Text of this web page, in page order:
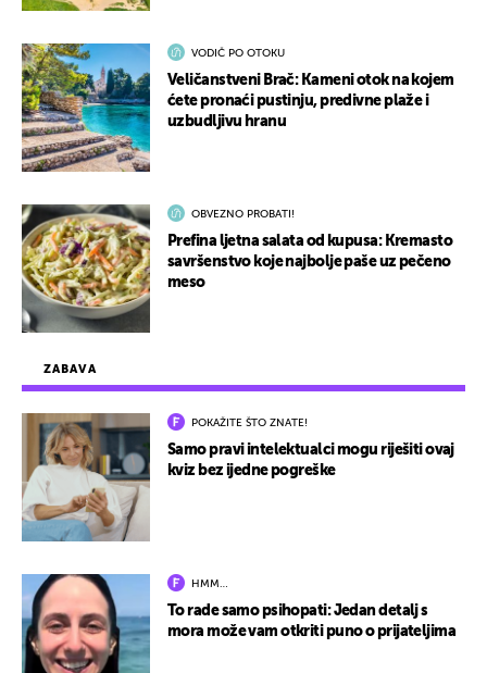
ZABAVA
POKAŽITE ŠTO ZNATE!
Samo pravi intelektualci mogu riješiti ovaj
kviz bez ijedne pogreške
HMM…
To rade samo psihopati: Jedan detalj s
mora može vam otkriti puno o prijateljima
VODIČ PO OTOKU
Veličanstveni Brač: Kameni otok na kojem
ćete pronaći pustinju, predivne plaže i
uzbudljivu hranu
OBVEZNO PROBATI!
Prefina ljetna salata od kupusa: Kremasto
savršenstvo koje najbolje paše uz pečeno
meso